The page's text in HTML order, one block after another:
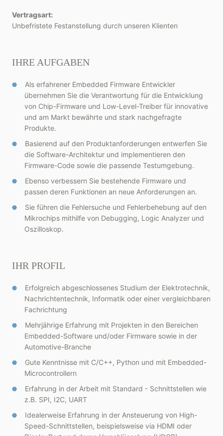
Vertragsart:
Unbefristete Festanstellung durch unseren Klienten
IHRE AUFGABEN
Als erfahrener Embedded Firmware Entwickler
übernehmen Sie die Verantwortung für die Entwicklung
von Chip-Firmware und Low-Level-Treiber für innovative
und am Markt bewährte und stark nachgefragte
Produkte.
Basierend auf den Produktanforderungen entwerfen Sie
die Software-Architektur und implementieren den
Firmware-Code sowie die passende Testumgebung.
Ebenso verbessern Sie bestehende Firmware und
passen deren Funktionen an neue Anforderungen an.
Sie führen die Fehlersuche und Fehlerbehebung auf den
Mikrochips mithilfe von Debugging, Logic Analyzer und
Oszilloskop.
IHR PROFIL
Erfolgreich abgeschlossenes Studium der Elektrotechnik,
Nachrichtentechnik, Informatik oder einer vergleichbaren
Fachrichtung
Mehrjährige Erfahrung mit Projekten in den Bereichen
Embedded-Software und/oder Firmware sowie in der
Automotive-Branche
Gute Kenntnisse mit C/C++, Python und mit Embedded-
Microcontrollern
Erfahrung in der Arbeit mit Standard - Schnittstellen wie
z.B. SPI, I2C, UART
Idealerweise Erfahrung in der Ansteuerung von High-
Speed-Schnittstellen, beispielsweise via HDMI oder